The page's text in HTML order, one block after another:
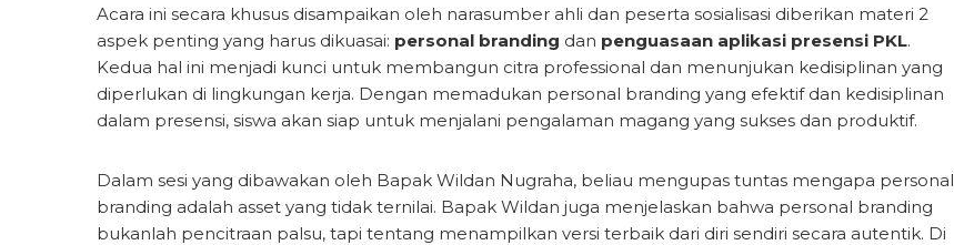
Acara ini secara khusus disampaikan oleh narasumber ahli dan peserta sosialisasi diberikan materi 2
aspek penting yang harus dikuasai: personal branding dan penguasaan aplikasi presensi PKL.
Kedua hal ini menjadi kunci untuk membangun citra professional dan menunjukan kedisiplinan yang
diperlukan di lingkungan kerja. Dengan memadukan personal branding yang efektif dan kedisiplinan
dalam presensi, siswa akan siap untuk menjalani pengalaman magang yang sukses dan produktif.
Dalam sesi yang dibawakan oleh Bapak Wildan Nugraha, beliau mengupas tuntas mengapa personal
branding adalah asset yang tidak ternilai. Bapak Wildan juga menjelaskan bahwa personal branding
bukanlah pencitraan palsu, tapi tentang menampilkan versi terbaik dari diri sendiri secara autentik. Di